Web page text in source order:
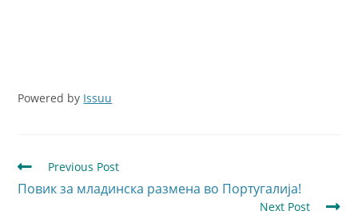
Powered by Issuu
Previous Post
Повик за младинска размена во Португалија!
Next Post